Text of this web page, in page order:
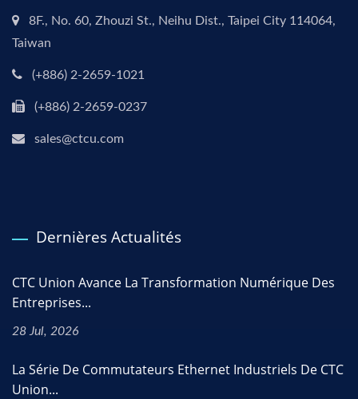
8F., No. 60, Zhouzi St., Neihu Dist., Taipei City 114064,
Taiwan
(+886) 2-2659-1021
(+886) 2-2659-0237
sales@ctcu.com
Dernières Actualités
CTC Union Avance La Transformation Numérique Des
Entreprises...
28 Jul, 2026
La Série De Commutateurs Ethernet Industriels De CTC
Union...